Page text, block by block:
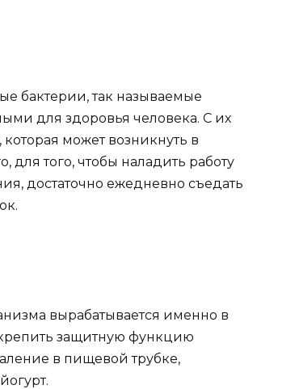
бактерии, так называемые
для здоровья человека. С их
может возникнуть в
для того, чтобы наладить работу
достаточно ежедневно съедать
вырабатывается именно в
защитную функцию
в пищевой трубке,